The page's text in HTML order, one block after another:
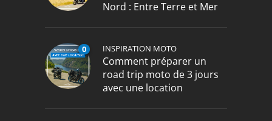
Nord : Entre Terre et Mer
0 INSPIRATION MOTO
Comment préparer un
road trip moto de 3 jours
avec une location